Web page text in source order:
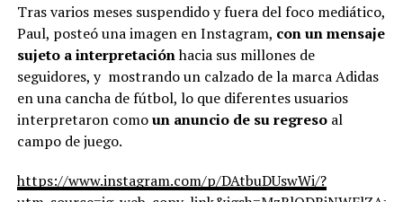
Tras varios meses suspendido y fuera del foco mediático,
Paul, posteó una imagen en Instagram, con un mensaje
sujeto a interpretaciónhacia sus millones de
seguidores, y mostrando un calzado de la marca Adidas
en una cancha de fútbol, lo que diferentes usuarios
interpretaron comoun anuncio de su regresoal
campo de juego.
https://www.instagram.com/p/DAtbuDUswWi/?